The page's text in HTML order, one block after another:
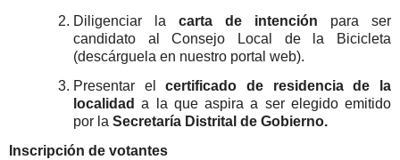
Diligenciar la carta de intención para ser
candidato al Consejo Local de la Bicicleta
(descárguela en nuestro portal web).
Presentar elcertificado de residencia de la
localidad a la que aspira a ser elegido emitido
por la Secretaría Distrital de Gobierno.
Inscripción de votantes